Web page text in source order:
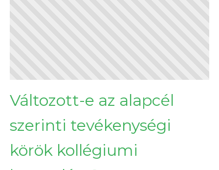
Változott-e az alapcél
szerinti tevékenységi
körök kollégiumi